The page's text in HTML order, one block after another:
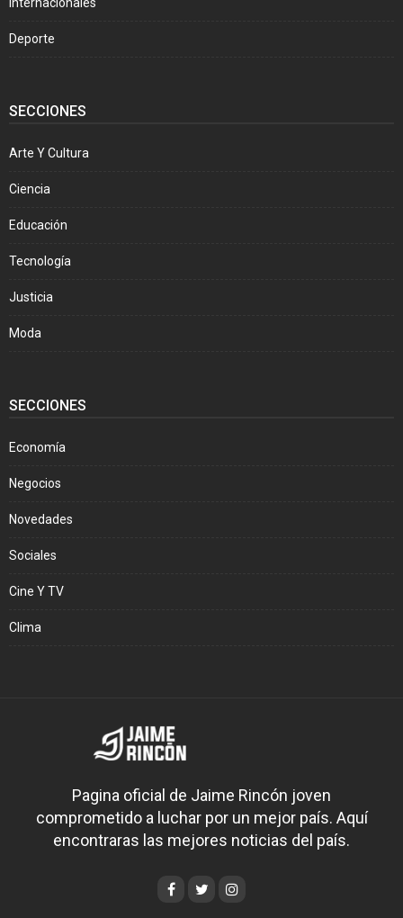
Deporte
SECCIONES
Arte Y Cultura
Ciencia
Educación
Tecnología
Justicia
Moda
SECCIONES
Economía
Negocios
Novedades
Sociales
Cine Y TV
Clima
Pagina oficial de Jaime Rincón joven
comprometido a luchar por un mejor país. Aquí
encontraras las mejores noticias del país.